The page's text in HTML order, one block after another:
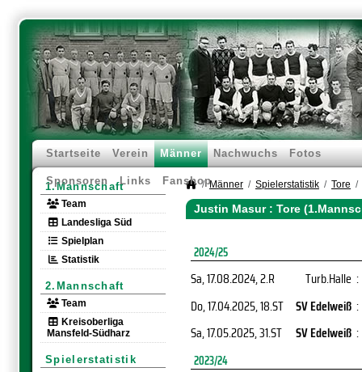
Startseite Verein Männer Nachwuchs Fotos
Sponsoren Links Fanshop
1.Mannschaft
Team
Landesliga Süd
Spielplan
Statistik
2.Mannschaft
Team
Kreisoberliga
Mansfeld-Südharz
Spielerstatistik
Männer Spielerstatistik Tore
Justin Masur : Tore
2024/25
Sa, 17.08.2024, 2.R Turb.Halle :
Do, 17.04.2025, 18.ST SV Edelweiß :
Sa, 17.05.2025, 31.ST SV Edelweiß :
2023/24